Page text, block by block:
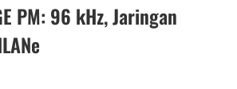
PM: 96 kHz, Jaringan